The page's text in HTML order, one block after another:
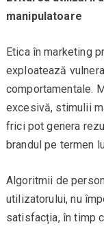
manipulatoare
Etica în marketing
exploatează
comportamentale.
excesivă, stimulii
frici pot genera
brandul pe termen
Algoritmii de
utilizatorului, nu
satisfacția, în timp